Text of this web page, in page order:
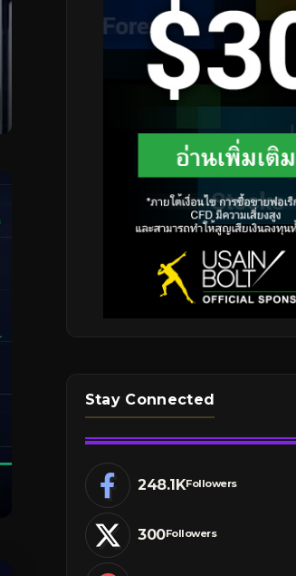
Stay Connected
248.1KFollowers
300Followers